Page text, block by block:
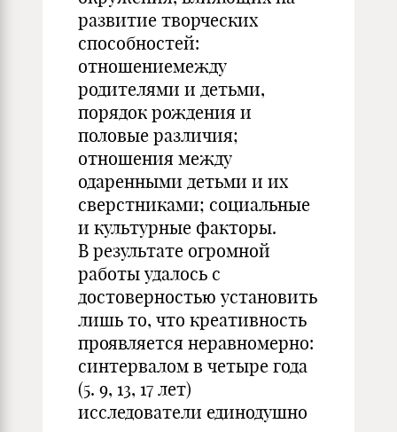
развитие творческих
способностей:
отношениемежду
родителями и детьми,
порядок рождения и
половые различия;
отношения между
одаренными детьми и их
сверстниками; социальные
и культурные факторы.
В результате огромной
работы удалось с
достоверностью установить
лишь то, что креативность
проявляется неравномерно:
синтервалом в четыре года
(5. 9, 13, 17 лет)
исследователи единодушно